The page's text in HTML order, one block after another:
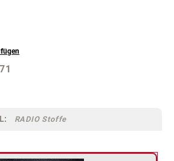
71
RADIO Stoffe